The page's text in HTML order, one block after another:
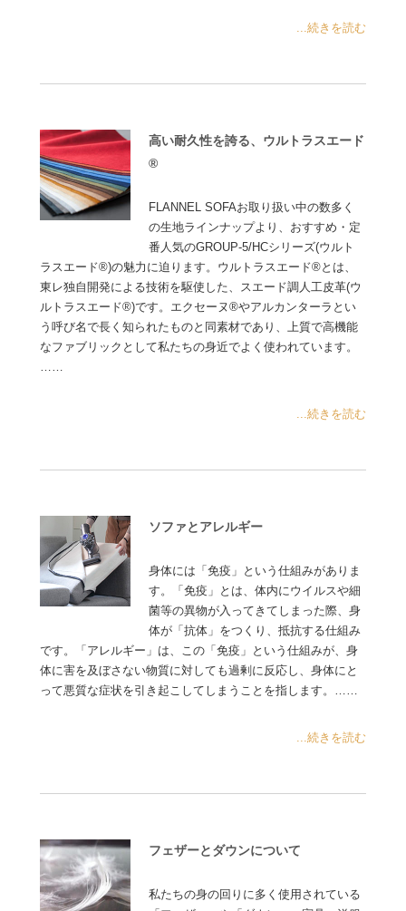
...続きを読む
高い耐久性を誇る、ウルトラスエード
®
FLANNEL SOFAお取り扱い中の数多く
の生地ラインナップより、おすすめ・定
番人気のGROUP-5/HCシリーズ(ウルト
ラスエード®)の魅力に迫ります。ウルトラスエード®とは、
東レ独自開発による技術を駆使した、スエード調人工皮革(ウ
ルトラスエード®)です。エクセーヌ®やアルカンターラとい
う呼び名で長く知られたものと同素材であり、上質で高機能
なファブリックとして私たちの身近でよく使われています。
……
...続きを読む
ソファとアレルギー
身体には「免疫」という仕組みがありま
す。「免疫」とは、体内にウイルスや細
菌等の異物が入ってきてしまった際、身
体が「抗体」をつくり、抵抗する仕組み
です。「アレルギー」は、この「免疫」という仕組みが、身
体に害を及ぼさない物質に対しても過剰に反応し、身体にと
って悪質な症状を引き起こしてしまうことを指します。……
...続きを読む
フェザーとダウンについて
私たちの身の回りに多く使用されている